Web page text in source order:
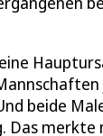
beide
Das